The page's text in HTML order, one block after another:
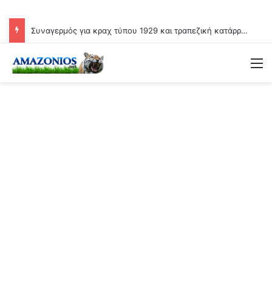
Συναγερμός για κραχ τύπου 1929 και τραπεζική κατάρρευση